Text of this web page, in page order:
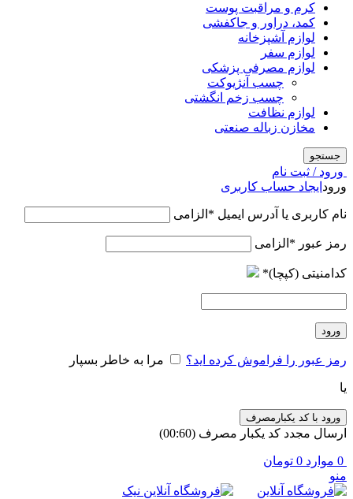
کرم و مراقبت پوست
کمد، دراور و جاکفشی
لوازم آشپزخانه
لوازم سفر
لوازم مصرفی پزشکی
چسب آنژیوکت
چسب زخم انگشتی
لوازم نظافت
مخازن زباله صنعتی
جستجو
ورود / ثبت نام
ورود ایجاد حساب کاربری
نام کاربری یا آدرس ایمیل * الزامی
رمز عبور * الزامی
کدامنیتی (کپچا)*
ورود
رمز عبور را فراموش کرده اید؟ مرا به خاطر بسپار
یا
ورود با کد یکبارمصرف
ارسال مجدد کد یکبار مصرف (00:
60
)
0 موارد 0 تومان
منو